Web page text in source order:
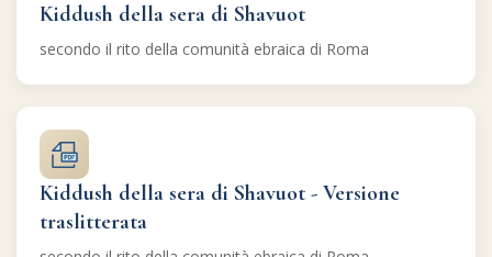
Kiddush della sera di Shavuot
secondo il rito della comunità ebraica di Roma
Kiddush della sera di Shavuot - Versione
traslitterata